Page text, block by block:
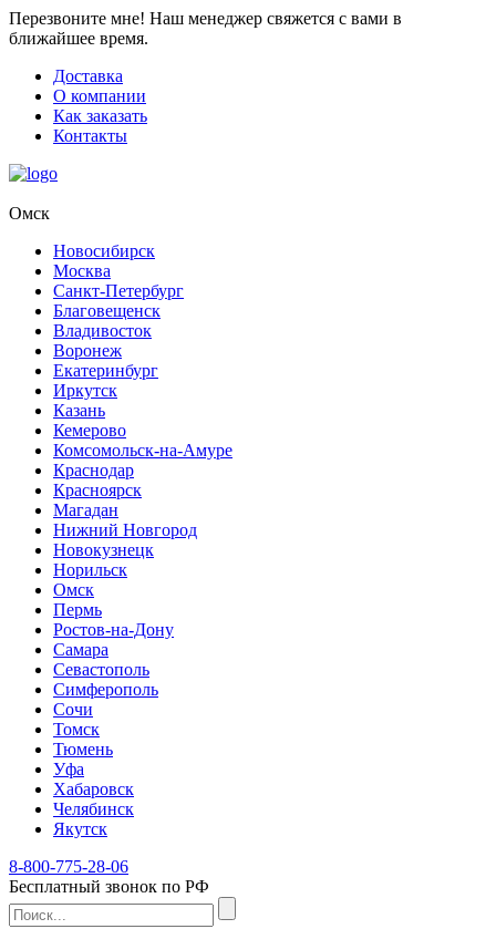
Перезвоните мне! Наш менеджер свяжется с вами в
ближайшее время.
Доставка
О компании
Как заказать
Контакты
Омск
Новосибирск
Москва
Санкт-Петербург
Благовещенск
Владивосток
Воронеж
Екатеринбург
Иркутск
Казань
Кемерово
Комсомольск-на-Амуре
Краснодар
Красноярск
Магадан
Нижний Новгород
Новокузнецк
Норильск
Омск
Пермь
Ростов-на-Дону
Самара
Севастополь
Симферополь
Сочи
Томск
Тюмень
Уфа
Хабаровск
Челябинск
Якутск
8-800-775-28-06
Бесплатный звонок по РФ